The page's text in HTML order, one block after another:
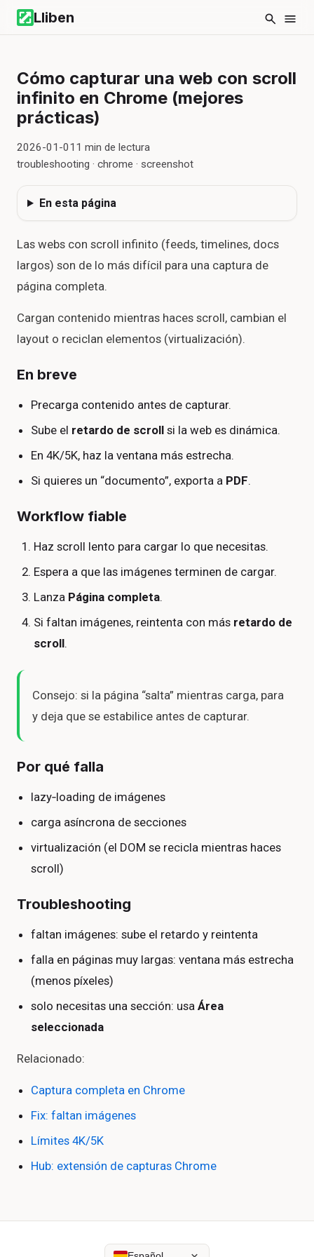
Lliben
Cómo capturar una web con scroll
infinito en Chrome (mejores
prácticas)
2026-01-01 1 min de lectura
troubleshooting · chrome · screenshot
En esta página
Las webs con scroll infinito (feeds, timelines, docs
largos) son de lo más difícil para una captura de
página completa.
Cargan contenido mientras haces scroll, cambian el
layout o reciclan elementos (virtualización).
En breve
Precarga contenido antes de capturar.
Sube el retardo de scroll si la web es dinámica.
En 4K/5K, haz la ventana más estrecha.
Si quieres un “documento”, exporta a PDF.
Workflow fiable
Haz scroll lento para cargar lo que necesitas.
Espera a que las imágenes terminen de cargar.
Lanza Página completa.
Si faltan imágenes, reintenta con más retardo de
scroll.
Consejo: si la página “salta” mientras carga, para
y deja que se estabilice antes de capturar.
Por qué falla
lazy‑loading de imágenes
carga asíncrona de secciones
virtualización (el DOM se recicla mientras haces
scroll)
Troubleshooting
faltan imágenes: sube el retardo y reintenta
falla en páginas muy largas: ventana más estrecha
(menos píxeles)
solo necesitas una sección: usaÁrea
seleccionada
Relacionado:
Captura completa en Chrome
Fix: faltan imágenes
Límites 4K/5K
Hub: extensión de capturas Chrome